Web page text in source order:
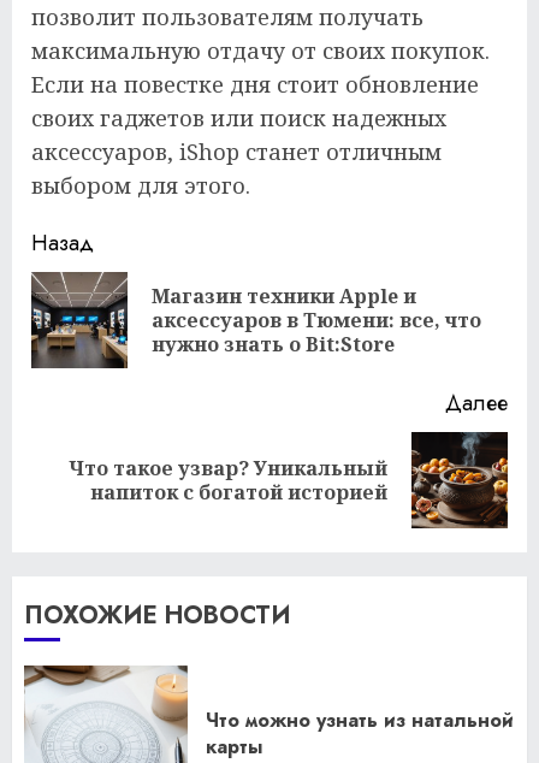
позволит пользователям получать
максимальную отдачу от своих покупок.
Если на повестке дня стоит обновление
своих гаджетов или поиск надежных
аксессуаров, iShop станет отличным
выбором для этого.
Продолжить
чтение
Назад
Магазин техники Apple и
аксессуаров в Тюмени: все, что
нужно знать о Bit:Store
Далее
Следующая
запись:
Что такое узвар? Уникальный
напиток с богатой историей
ПОХОЖИЕ НОВОСТИ
Что можно узнать из натальной
карты